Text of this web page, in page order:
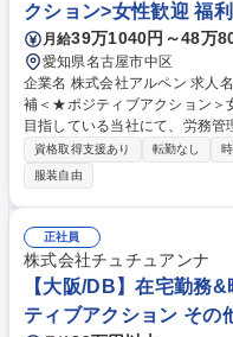
クション>女性歓迎 福
月給39万1040円～48万
愛知県名古屋市中区
企業名 株式会社アルペン 求人名 【名古屋】人事（労務管理）の管理職候
補＜★ポジティブアクション＞女性歓迎 仕事の内容 業界
目指している当社にて、労務
ーとして下記業務を中心にお任せします
手当を含む給与支給に関わる業
般 ■社会保険、雇用保険の加入
管理業務全般 ■社宅、単身社宅
割引など各種福利厚生制度全般
ク、労働安全衛生管理など従業
管理ならびにベンダーとの調整、折衝 募集職種 【名古屋】
理）の管理職候補＜★ポジティ
資格取得支援あり 転勤なし
服装自由
正社員
株式会社チュチュアンナ
【大阪/DB】在宅勤務
ティブアクション その